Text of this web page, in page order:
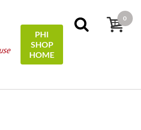
PHI
SHOP
HOME
0
34 - Schallschutz beim Einsatz von